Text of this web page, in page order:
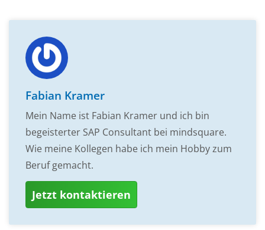
Fabian Kramer
Mein Name ist Fabian Kramer und ich bin
begeisterter SAP Consultant bei mindsquare.
Wie meine Kollegen habe ich mein Hobby zum
Beruf gemacht.
Jetzt kontaktieren